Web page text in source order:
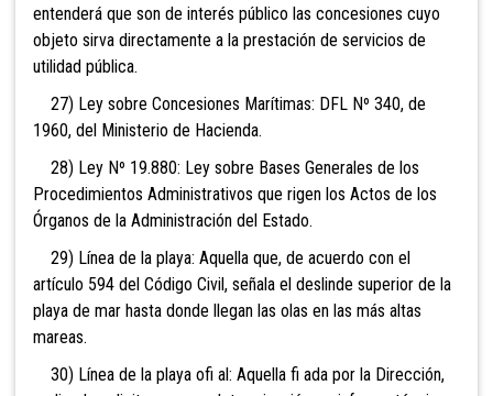
entenderá que son de interés público las concesiones cuyo
objeto sirva directamente a la prestación de servicios de
utilidad pública.
27) Ley sobre Concesiones Marítimas: DFL Nº 340, de
1960, del Ministerio de Hacienda.
28) Ley Nº 19.880: Ley sobre Bases Generales de los
Procedimientos Administrativos que rigen los Actos de los
Órganos de la Administración del Estado.
29) Línea de la playa: Aquella que, de acuerdo con el
artículo 594 del Código Civil, señala el deslinde superior de la
playa de mar hasta donde llegan las olas en las más altas
mareas.
30) Línea de la playa ofi al: Aquella fi ada por la Dirección,